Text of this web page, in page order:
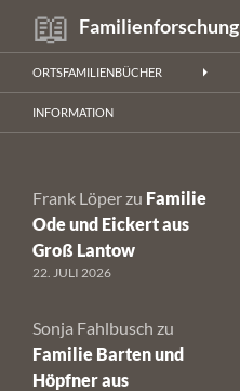
Inhalt
springen
Suchen
ORTSFAMILIENBÜCHER
INFORMATION
Frank Löper zu Familie
Ode und Eickert aus
Groß Lantow
22. JULI 2026
Sonja Fahlbusch zu
Familie Barten und
Höpfner aus